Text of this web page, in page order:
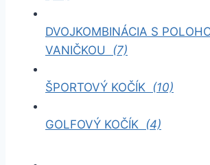
DVOJKOMBINÁCIA S
VANIČKOU (7)
ŠPORTOVÝ KOČÍK (10)
GOLFOVÝ KOČÍK (4)